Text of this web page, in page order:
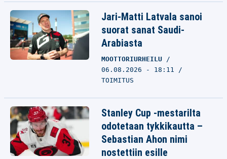
Jari-Matti Latvala sanoi
suorat sanat Saudi-
Arabiasta
MOOTTORIURHEILU
06.08.2026 - 18:11
TOIMITUS
Stanley Cup -mestarilta
odotetaan tykkikautta –
Sebastian Ahon nimi
nostettiin esille